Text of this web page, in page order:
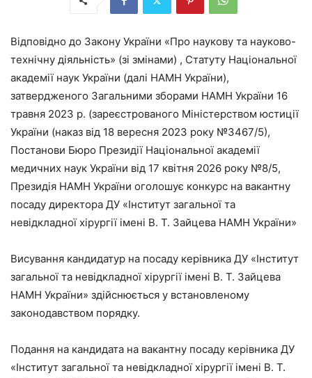
Відповідно до Закону України «Про наукову та науково-
технічну діяльність» (зі змінами) , Статуту Національної
академії наук України (далі НАМН України),
затвердженого Загальними зборами НАМН України 16
травня 2023 р. (зареєстрованого Міністерством юстиції
України (наказ від 18 вересня 2023 року №3467/5),
Постанови Бюро Президії Національної академії
медичних наук України від 17 квітня 2026 року №8/5,
Президія НАМН України оголошує конкурс на вакантну
посаду директора ДУ «Інститут загальної та
невідкладної хірургії імені В. Т. Зайцева НАМН України»
Висування кандидатур на посаду керівника ДУ «Інститут
загальної та невідкладної хірургії імені В. Т. Зайцева
НАМН України» здійснюється у встановленому
законодавством порядку.
Подання на кандидата на вакантну посаду керівника ДУ
«Інститут загальної та невідкладної хірургії імені В. Т.